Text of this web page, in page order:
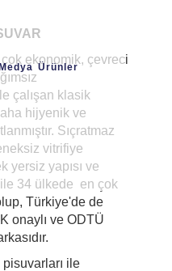
Ürünler
ekonomik, çevreci
çalışan klasik
hijyenik ve
Sıçratmaz
vitrifiye
yersiz yapısı ve
34 ülkede en çok
Türkiye'de de
onaylı ve ODTÜ
ile